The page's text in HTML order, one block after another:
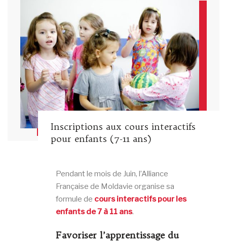
Inscriptions aux cours interactifs
pour enfants (7-11 ans)
Pendant le mois de Juin, l’Alliance
Française de Moldavie organise sa
formule de cours interactifs pour les
enfants de 7 à 11 ans.
Favoriser l’apprentissage du